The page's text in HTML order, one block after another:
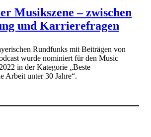
Musikszene – zwischen
und Karrierefragen
Rundfunks mit Beiträgen von
wurde nominiert für den Music
in der Kategorie „Beste
Arbeit unter 30 Jahre“.